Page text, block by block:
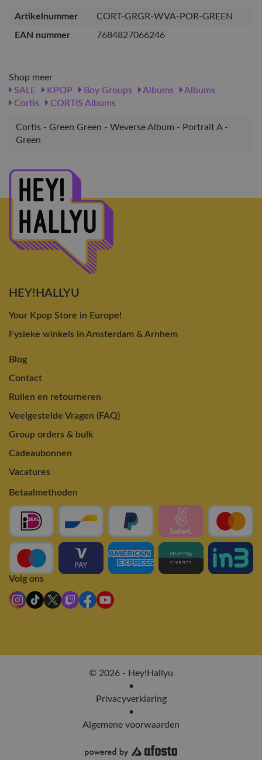
Artikelnummer
CORT-GRGR-WVA-POR-GREEN
EAN nummer
7684827066246
Shop meer
SALE
KPOP Boy Groups Albums
Albums
Cortis
CORTIS Albums
Cortis - Green Green - Weverse Album - Portrait A -
Green
HEY!HALLYU
Your Kpop Store in Europe!
Fysieke winkels in Amsterdam & Arnhem
Blog
Contact
Ruilen en retourneren
Veelgestelde Vragen (FAQ)
Group orders & bulk
Cadeaubonnen
Vacatures
Betaalmethoden
Volg ons
© 2026 - Hey!Hallyu
•
Privacyverklaring
•
Algemene voorwaarden